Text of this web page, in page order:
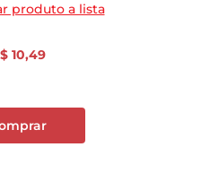
produto a lista
10,49